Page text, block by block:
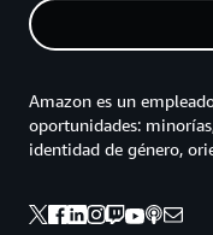
Amazon es un
oportunidades:
identidad de género,